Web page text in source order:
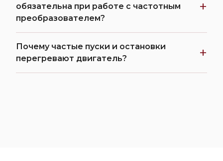
обязательна при работе с частотным
преобразователем?
+
Почему частые пуски и остановки
перегревают двигатель?
+